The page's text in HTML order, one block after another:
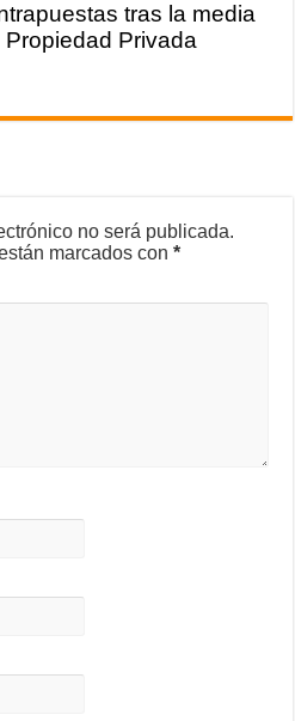
tras la media
Privada
no será publicada.
marcados con*